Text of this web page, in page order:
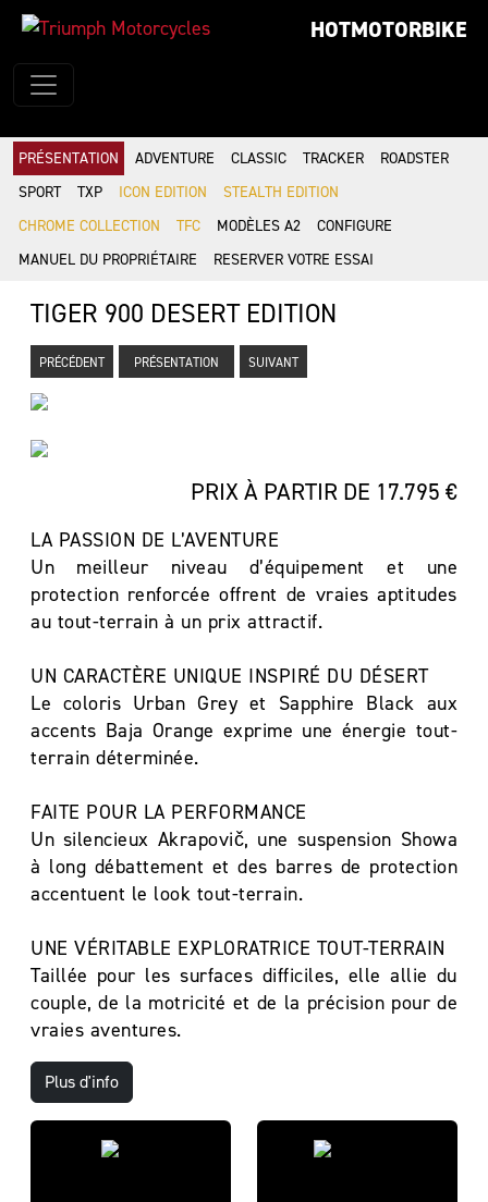
HOTMOTORBIKE
PRÉSENTATION ADVENTURE CLASSIC TRACKER
ROADSTER
SPORT
TXP ICON EDITION
STEALTH EDITION
CHROME COLLECTION
TFC MODÈLES A2
CONFIGURE
MANUEL DU PROPRIÉTAIRE
RESERVER VOTRE ESSAI
TIGER 900 DESERT EDITION
PRÉCÉDENT PRÉSENTATION SUIVANT
PRIX À PARTIR DE 17.795 €
LA PASSION DE L’AVENTURE
Un meilleur niveau d’équipement et une
protection renforcée offrent de vraies aptitudes
au tout-terrain à un prix attractif.
UN CARACTÈRE UNIQUE INSPIRÉ DU DÉSERT
Le coloris Urban Grey et Sapphire Black aux
accents Baja Orange exprime une énergie tout-
terrain déterminée.
FAITE POUR LA PERFORMANCE
Un silencieux Akrapovič, une suspension Showa
à long débattement et des barres de protection
accentuent le look tout-terrain.
UNE VÉRITABLE EXPLORATRICE TOUT-TERRAIN
Taillée pour les surfaces difficiles, elle allie du
couple, de la motricité et de la précision pour de
vraies aventures.
Plus d'info